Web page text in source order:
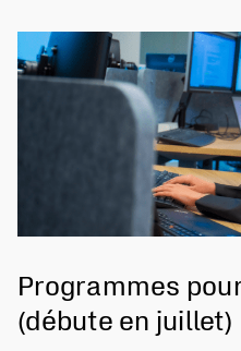
Programmes
(débute en juillet)